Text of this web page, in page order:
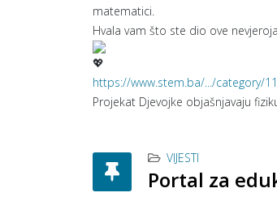
matematici.
Hvala vam što ste dio ove
https://www.stem.ba/.../category/
Projekat Djevojke objašnjavaju
VIJESTI
Portal za